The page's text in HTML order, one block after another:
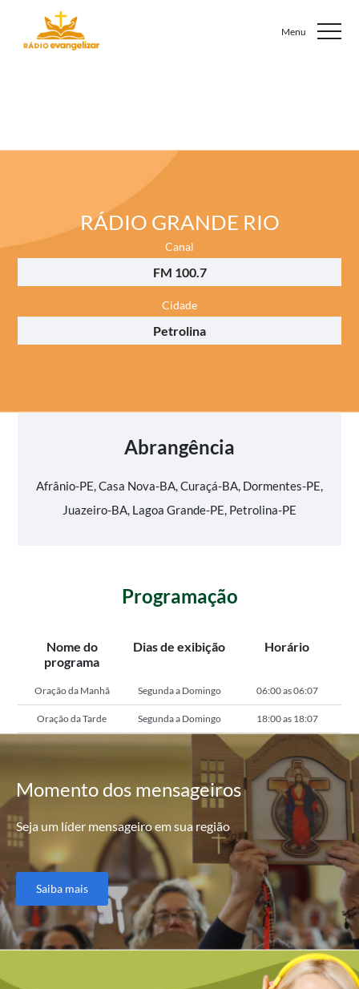
RÁDIO GRANDE RIO
Canal
FM 100.7
Cidade
Petrolina
Abrangência
Afrânio-PE, Casa Nova-BA, Curaçá-BA, Dormentes-PE,
Juazeiro-BA, Lagoa Grande-PE, Petrolina-PE
Programação
Nome do
programa
Dias de exibição Horário
Oração da Manhã Segunda a Domingo 06:00 as 06:07
Oração da Tarde Segunda a Domingo 18:00 as 18:07
Momentodos mensageiros
Seja um líder mensageiro em sua região
Saiba mais